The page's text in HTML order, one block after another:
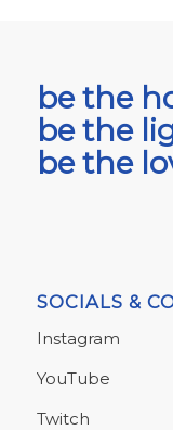
be the
be the
be the
SOCIALS &
Instagram
YouTube
Twitch